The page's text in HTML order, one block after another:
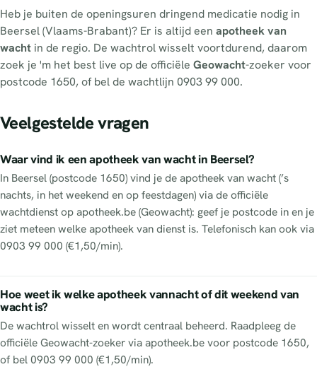
Heb je buiten de openingsuren dringend medicatie nodig in
Beersel (Vlaams-Brabant)? Er is altijd een apotheek van
wacht in de regio. De wachtrol wisselt voortdurend, daarom
zoek je 'm het best live op de officiële Geowacht-zoeker voor
postcode 1650, of bel de wachtlijn 0903 99 000.
Veelgestelde vragen
Waar vind ik een apotheek van wacht in Beersel?
In Beersel (postcode 1650) vind je de apotheek van wacht (’s
nachts, in het weekend en op feestdagen) via de officiële
wachtdienst op apotheek.be (Geowacht): geef je postcode in en je
ziet meteen welke apotheek van dienst is. Telefonisch kan ook via
0903 99 000 (€1,50/min).
Hoe weet ik welke apotheek vannacht of dit weekend van
wacht is?
De wachtrol wisselt en wordt centraal beheerd. Raadpleeg de
officiële Geowacht-zoeker via apotheek.be voor postcode 1650,
of bel 0903 99 000 (€1,50/min).